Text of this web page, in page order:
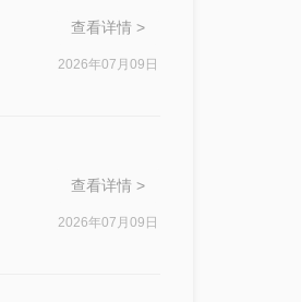
查看详情 >
2026年07月09日
查看详情 >
2026年07月09日